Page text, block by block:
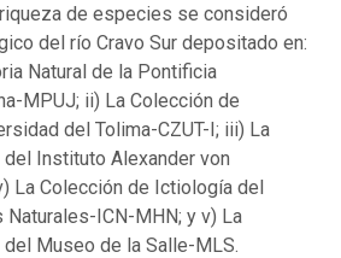
de especies se consideró
del río Cravo Sur depositado en:
Natural de la Pontificia
MPUJ; ii) La Colección de
del Tolima-CZUT-I; iii) La
Instituto Alexander von
La Colección de Ictiología del
ICN-MHN; y v) La
Museo de la Salle-MLS.